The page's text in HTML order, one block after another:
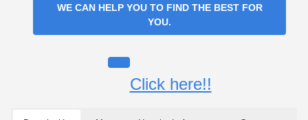
WE CAN HELP YOU TO FIND THE BEST FOR
YOU.
Click here!!